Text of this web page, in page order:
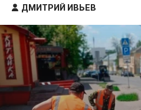
Народные новости
Авто и транспорт
Благоустройство
Криминал
Культура
Недвижимость и ЖКХ
ДМИТРИЙ ИВЬЕВ